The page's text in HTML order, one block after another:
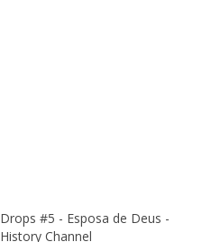
Drops #5 - Esposa de Deus -
History Channel